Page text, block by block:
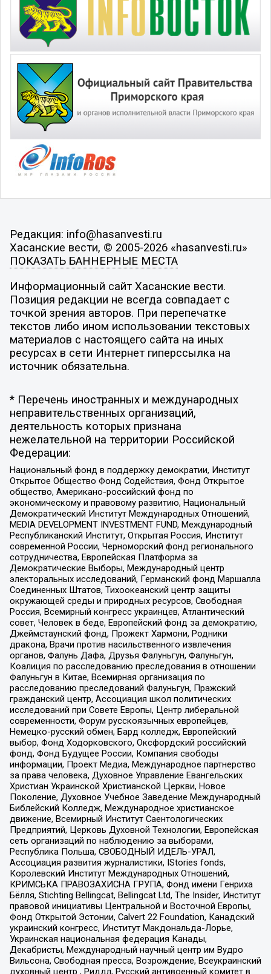
Редакция: info@hasanvesti.ru
Хасанские вести, © 2005-2026 «hasanvesti.ru»
ПОКАЗАТЬ БАННЕРНЫЕ МЕСТА
Информационный сайт Хасанские вести.
Позиция редакции не всегда совпадает с
точкой зрения авторов. При перепечатке
текстов либо ином использовании текстовых
материалов с настоящего сайта на иных
ресурсах в сети Интернет гиперссылка на
источник обязательна.
* Перечень иностранных и международных
неправительственных организаций,
деятельность которых признана
нежелательной на территории Российской
Федерации:
Национальный фонд в поддержку демократии, Институт
Открытое Общество Фонд Содействия, Фонд Открытое
общество, Американо-российский фонд по
экономическому и правовому развитию, Национальный
Демократический Институт Международных Отношений,
MEDIA DEVELOPMENT INVESTMENT FUND, Международный
Республиканский Институт, Открытая Россия, Институт
современной России, Черноморский фонд регионального
сотрудничества, Европейская Платформа за
Демократические Выборы, Международный центр
электоральных исследований, Германский фонд Маршалла
Соединенных Штатов, Тихоокеанский центр защиты
окружающей среды и природных ресурсов, Свободная
Россия, Всемирный конгресс украинцев, Атлантический
совет, Человек в беде, Европейский фонд за демократию,
Джеймстаунский фонд, Прожект Хармони, Родники
дракона, Врачи против насильственного извлечения
органов, Фалунь Дафа, Друзья Фалуньгун, Фалуньгун,
Коалиция по расследованию преследования в отношении
Фалуньгун в Китае, Всемирная организация по
расследованию преследований Фалуньгун, Пражский
гражданский центр, Ассоциация школ политических
исследований при Совете Европы, Центр либеральной
современности, Форум русскоязычных европейцев,
Немецко-русский обмен, Бард колледж, Европейский
выбор, Фонд Ходорковского, Оксфордский российский
фонд, Фонд Будущее России, Компания свободы
информации, Проект Медиа, Международное партнерство
за права человека, Духовное Управление Евангельских
Христиан Украинской Христианской Церкви, Новое
Поколение, Духовное Учебное Заведение Международный
Библейский Колледж, Международное христианское
движение, Всемирный Институт Саентологических
Предприятий, Церковь Духовной Технологии, Европейская
сеть организаций по наблюдению за выборами,
Республика Польша, СВОБОДНЫЙ ИДЕЛЬ-УРАЛ,
Ассоциация развития журналистики, IStories fonds,
Королевский Институт Международных Отношений,
КРИМСЬКА ПРАВОЗАХИСНА ГРУПА, Фонд имени Генриха
Бёлля, Stichting Bellingcat, Bellingcat Ltd, The Insider, Институт
правовой инициативы Центральной и Восточной Европы,
Фонд Открытой Эстонии, Calvert 22 Foundation, Канадский
украинский конгресс, Институт Макдональда-Лорье,
Украинская национальная федерация Канады,
Декабристы, Международный научный центр им Вудро
Вильсона, Свободная пресса, Возрождение, Всеукраинский
духовный центр , Риддл, Русский антивоенный комитет в